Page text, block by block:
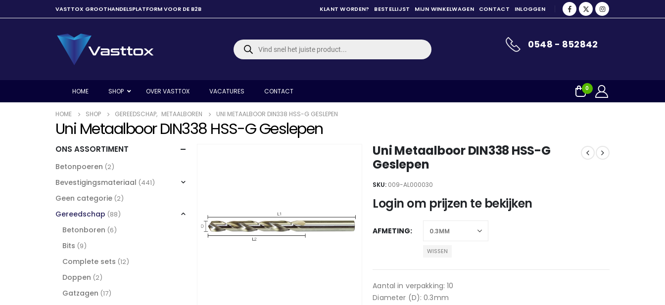
VASTTOX GROOTHANDELSPLATFORM VOOR DE B2B KLANT WORDEN? BESTELLIJST MIJN WINKELWAGEN CONTACT INLOGGEN
Producten
zoeken 0548 - 852842
HOME SHOP OVER VASTTOX VACATURES CONTACT 0
HOME SHOP GEREEDSCHAP, METAALBOREN UNI METAALBOOR DIN338 HSS-G GESLEPEN
Uni Metaalboor DIN338 HSS-G Geslepen
Uni Metaalboor DIN338 HSS-G
Geslepen
SKU: 009-AL000030
Login om prijzen te bekijken
AFMETING
WISSEN
Aantal in verpakking: 10
Diameter (D): 0.3mm
ONS ASSORTIMENT
Betonpoeren (2)
Bevestigingsmateriaal (441)
Geen categorie (2)
Gereedschap (88)
Betonboren (6)
Bits (9)
Complete sets (12)
Doppen (2)
Gatzagen (17)